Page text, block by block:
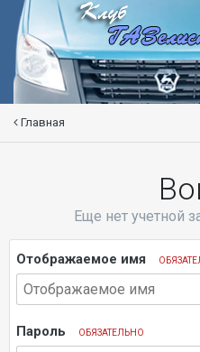
Главная
Еще нет учетной
Отображаемое имя
Пароль ОБЯЗАТЕЛЬНО